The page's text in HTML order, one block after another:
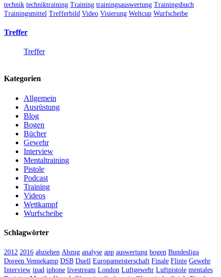
technik techniktraining Training trainingsauswertung Trainingsbuch
Trainingsmittel Trefferbild Video Visierung Weltcup Wurfscheibe
Treffer
Treffer
Kategorien
Allgemein
Ausrüstung
Blog
Bogen
Bücher
Gewehr
Interview
Mentaltraining
Pistole
Podcast
Training
Videos
Wettkampf
Wurfscheibe
Schlagwörter
2012 2016 abziehen Abzug analyse app auswertung bogen Bundesliga
Doreen Vennekamp DSB Duell Europameisterschaft Finale Flinte Gewehr
Interview ipad iphone livestream London Luftgewehr Luftpistole mentales